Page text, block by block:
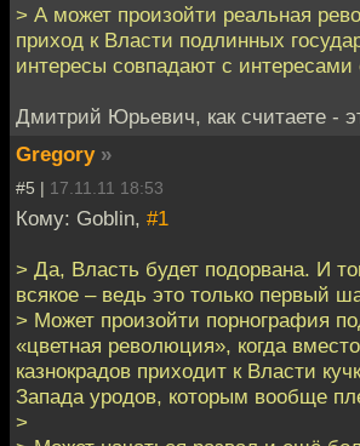
> А может произойти реальная
приход к Власти подлинных
интересы совпадают с интересами
Дмитрий Юрьевич, как считаете -
Gregory »
#5 | 17.11.11 18:53
Кому: Goblin, #1
> Да, Власть будет подорвана. И
всякое – ведь это только первый
> Может произойти порнография
«цветная революция», когда
казнокрадов приходит к Власти
Запада уродов, которым вообще
>